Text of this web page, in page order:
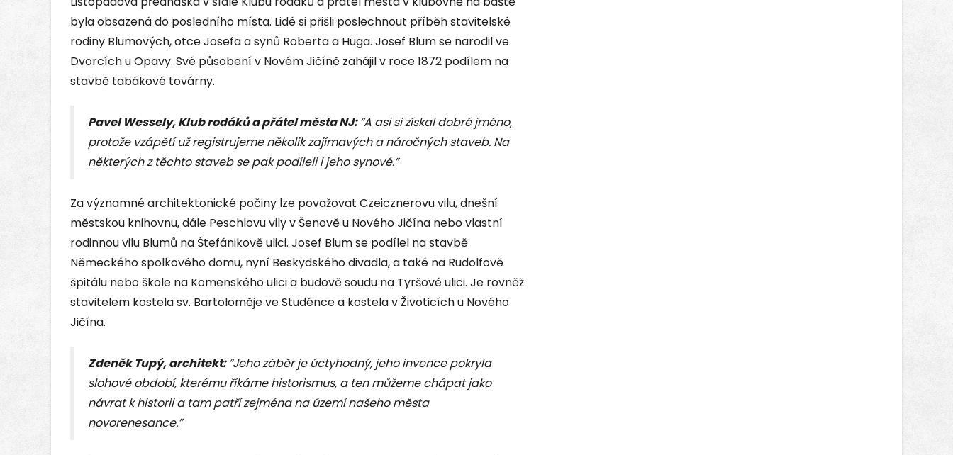
byla obsazená do posledního místa. Lidé si přišli poslechnout příběh stavitelské
rodiny Blumových, otce Josefa a synů Roberta a Huga. Josef Blum se narodil ve
Dvorcích u Opavy. Své působení v Novém Jičíně zahájil v roce 1872 podílem na
stavbě tabákové továrny.
Pavel Wessely, Klub rodáků a přátel města NJ:“A asi si získal dobré jméno,
protože vzápětí už registrujeme několik zajímavých a náročných staveb. Na
některých z těchto staveb se pak podíleli i jeho synové.”
Za významné architektonické počiny lze považovat Czeicznerovu vilu, dnešní
městskou knihovnu, dále Peschlovu vily v Šenově u Nového Jičína nebo vlastní
rodinnou vilu Blumů na Štefánikově ulici. Josef Blum se podílel na stavbě
Německého spolkového domu, nyní Beskydského divadla, a také na Rudolfově
špitálu nebo škole na Komenského ulici a budově soudu na Tyršové ulici. Je rovněž
stavitelem kostela sv. Bartoloměje ve Studénce a kostela v Životicích u Nového
Jičína.
Zdeněk Tupý, architekt:“Jeho záběr je úctyhodný, jeho invence pokryla
slohové období, kterému říkáme historismus, a ten můžeme chápat jako
návrat k historii a tam patří zejména na území našeho města
novorenesance.”